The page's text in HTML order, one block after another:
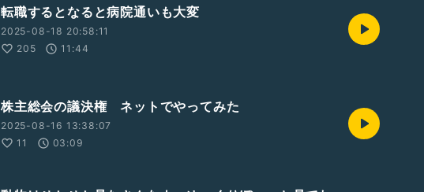
転職するとなると病院通いも大変
2025-08-18 20:58:11
205
11:44
株主総会の議決権 ネットでやってみた
2025-08-16 13:38:07
11
03:09